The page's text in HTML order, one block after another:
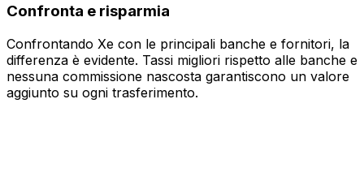
Confronta e risparmia
Confrontando Xe con le principali banche e fornitori, la
differenza è evidente. Tassi migliori rispetto alle banche e
nessuna commissione nascosta garantiscono un valore
aggiunto su ogni trasferimento.